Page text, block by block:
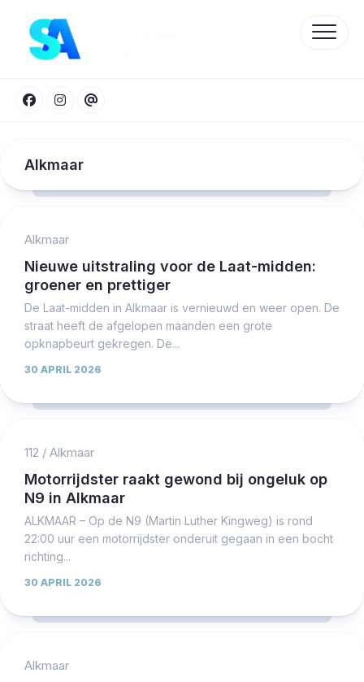
content
Alkmaar
Alkmaar
Nieuwe uitstraling voor de Laat-midden:
groener en prettiger
De Laat-midden in Alkmaar is vernieuwd en weer open. De
straat heeft de afgelopen maanden een grote
opknapbeurt gekregen. De...
30 APRIL 2026
112 / Alkmaar
Motorrijdster raakt gewond bij ongeluk op
N9 in Alkmaar
ALKMAAR – Op de N9 (Martin Luther Kingweg) is rond
22:00 uur een motorrijdster onderuit gegaan in een bocht
richting...
30 APRIL 2026
Alkmaar
Protected by WP Anti-Hacker